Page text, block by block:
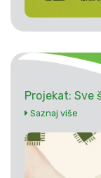
Projekat: Sve
Saznaj više